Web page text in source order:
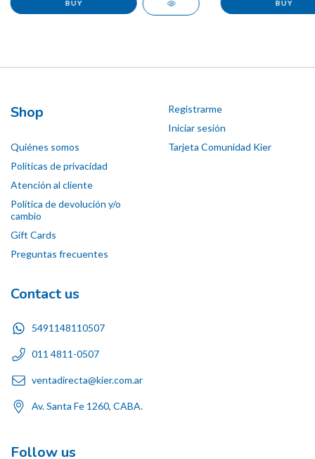
Shop
Quiénes somos
Políticas de privacidad
Atención al cliente
Política de devolución y/o
cambio
Gift Cards
Preguntas frecuentes
Registrarme
Iniciar sesión
Tarjeta Comunidad Kier
Contact us
5491148110507
011 4811-0507
ventadirecta@kier.com.ar
Av. Santa Fe 1260, CABA.
Follow us